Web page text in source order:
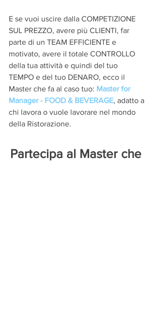
E se vuoi uscire dalla COMPETIZIONE
SUL PREZZO, avere più CLIENTI, far
parte di un TEAM EFFICIENTE e
motivato, avere il totale CONTROLLO
della tua attività e quindi del tuo
TEMPO e del tuo DENARO, ecco il
Master che fa al caso tuo: Master for
Manager - FOOD & BEVERAGE, adatto a
chi lavora o vuole lavorare nel mondo
della Ristorazione.
Partecipa al Master che